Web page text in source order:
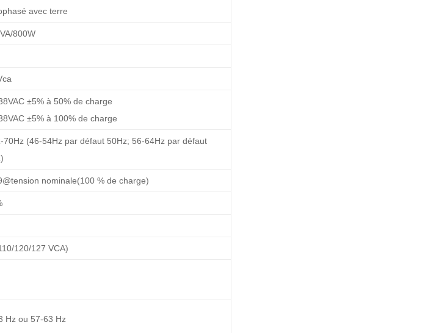
avec terre
800W
±5% à 50% de charge
±5% à 100% de charge
70Hz (46-54Hz par défaut 50Hz; 56-64Hz par défaut
nominale(100 % de charge)
120/127 VCA)
Hz ou 57-63 Hz